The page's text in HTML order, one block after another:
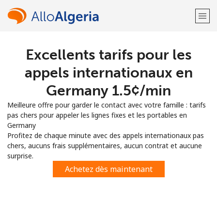
Bienvenue!
Vous avez déjà un compte?
S'enregistrer avec
ou
Excellents tarifs pour les
appels internationaux en
Germany ⁦1.5¢⁩/min
Meilleure offre pour garder le contact avec votre famille : tarifs
pas chers pour appeler les lignes fixes et les portables en
Germany
Profitez de chaque minute avec des appels internationaux pas
chers, aucuns frais supplémentaires, aucun contrat et aucune
surprise.
Achetez dès maintenant